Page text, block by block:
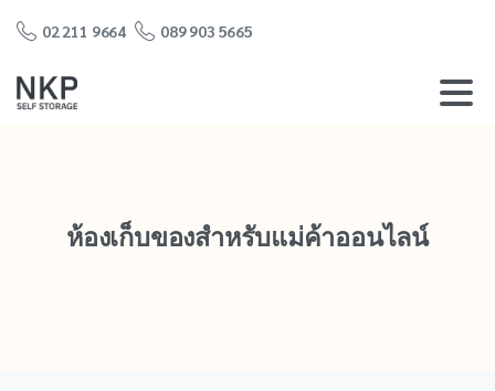
02 211 9664 089 903 5665
ห้องเก็บของสำหรับแม่ค้าออนไลน์